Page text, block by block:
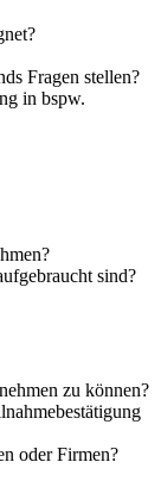
Fragen stellen?
in bspw.
sind?
zu können?
oder Firmen?